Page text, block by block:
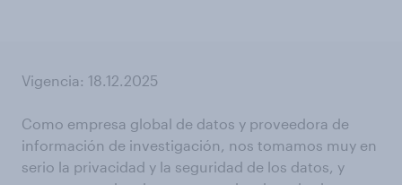
Vigencia: 18.12.2025
Como empresa global de datos y proveedora de
información de investigación, nos tomamos muy en
serio la privacidad y la seguridad de los datos, y